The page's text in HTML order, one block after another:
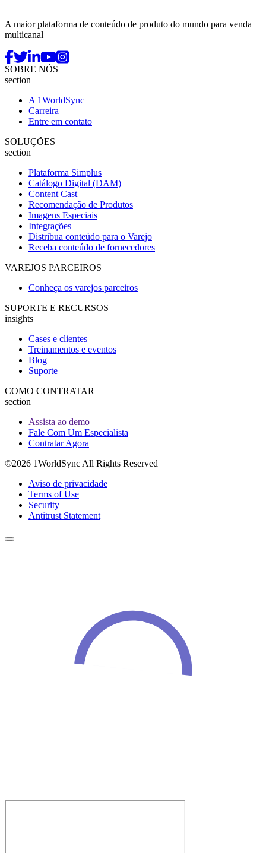
A maior plataforma de conteúdo de produto do mundo para venda
multicanal
SOBRE NÓS
section
A 1WorldSync
Carreira
Entre em contato
SOLUÇÕES
section
Plataforma Simplus
Catálogo Digital (DAM)
Content Cast
Recomendação de Produtos
Imagens Especiais
Integrações
Distribua conteúdo para o Varejo
Receba conteúdo de fornecedores
VAREJOS PARCEIROS
Conheça os varejos parceiros
SUPORTE E RECURSOS
insights
Cases e clientes
Treinamentos e eventos
Blog
Suporte
COMO CONTRATAR
section
Assista ao demo
Fale Com Um Especialista
Contratar Agora
©2026 1WorldSync All Rights Reserved
Aviso de privacidade
Terms of Use
Security
Antitrust Statement